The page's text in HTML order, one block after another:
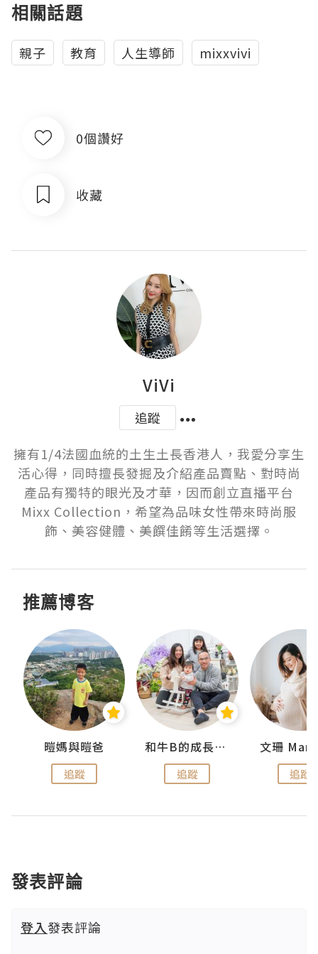
相關話題
親子 教育 人生導師 mixxvivi
0個讚好
收藏
ViVi
追蹤
擁有1/4法國血統的土生土長香港人，我愛分享生
活心得，同時擅長發掘及介紹產品賣點、對時尚
產品有獨特的眼光及才華，因而創立直播平台
Mixx Collection，希望為品味女性帶來時尚服
飾、美容健體、美饌佳餚等生活選擇。
推薦博客
暟媽與暟爸
追蹤
和牛B的成長日記
追蹤
文珊
追蹤
發表評論
登入發表評論